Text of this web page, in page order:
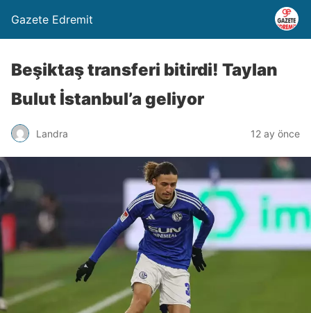
Gazete Edremit
Beşiktaş transferi bitirdi! Taylan
Bulut İstanbul’a geliyor
Landra 12 ay önce